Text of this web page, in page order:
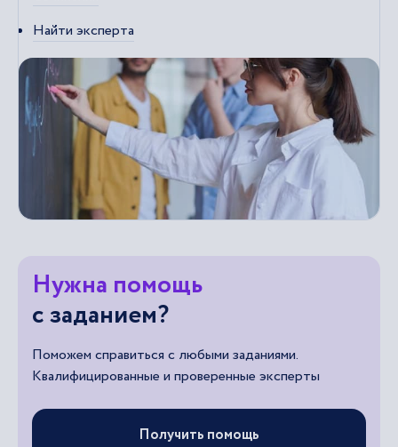
Найти эксперта
Нужна помощь
с заданием?
Поможем справиться с любыми заданиями.
Квалифицированные и проверенные эксперты
Получить помощь